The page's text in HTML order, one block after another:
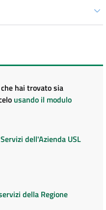
hai trovato sia
usando il modulo
dell'Azienda USL
della Regione